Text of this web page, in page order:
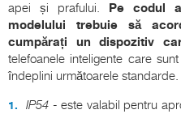
apei și prafului. Pe codul
modelului trebuie să
cumpărați un dispozitiv
telefoanele inteligente care
îndeplini următoarele standarde.
IP54 - este valabil pentru